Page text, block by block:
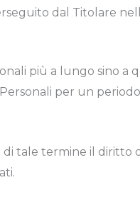
dal Titolare
più a lungo sino a
per un
tale termine il diritto